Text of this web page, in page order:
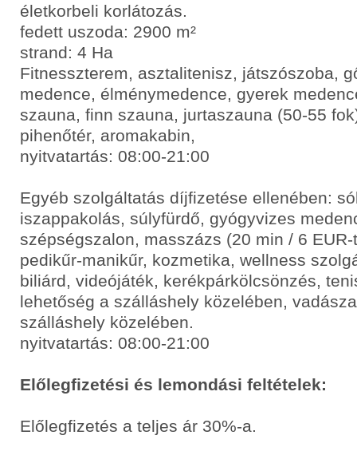
életkorbeli korlátozás.
fedett uszoda: 2900 m²
strand: 4 Ha
Fitnesszterem, asztalitenisz, játszószoba,
medence, élménymedence, gyerek
szauna, finn szauna, jurtaszauna (50-55
pihenőtér, aromakabin,
nyitvatartás: 08:00-21:00
Egyéb szolgáltatás díjfizetése ellenében:
iszappakolás, súlyfürdő, gyógyvizes
szépségszalon, masszázs (20 min / 6
pedikűr-manikűr, kozmetika, wellness
biliárd, videójáték, kerékpárkölcsönzés,
lehetőség a szálláshely közelében,
szálláshely közelében.
nyitvatartás: 08:00-21:00
Előlegfizetési és lemondási feltételek:
Előlegfizetés a teljes ár 30%-a.